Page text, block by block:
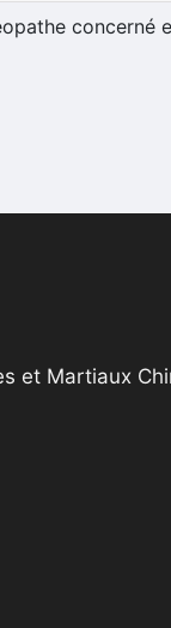
et Martiaux